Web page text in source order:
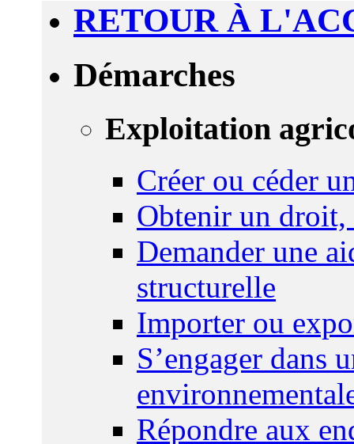
RETOUR À
Démarches
Exploitation
Créer ou céder
Obtenir un droit,
Demander une
structurelle
Importer ou
S’engager dans
Répondre aux